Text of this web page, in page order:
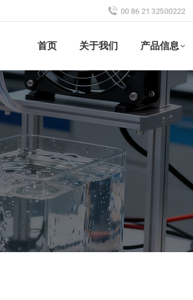
00 86 21 32500222
首页 关于我们 产品信息